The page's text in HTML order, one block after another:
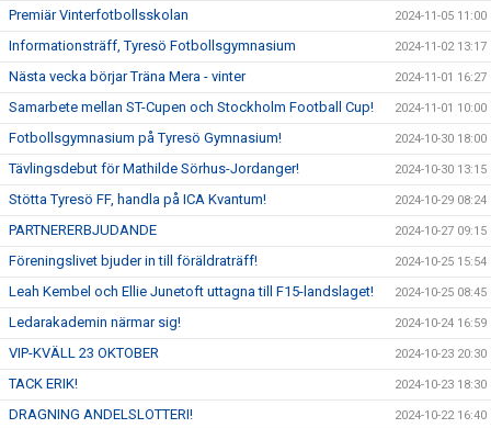
Premiär Vinterfotbollsskolan 2024-11-05 11:00
Informationsträff, Tyresö Fotbollsgymnasium 2024-11-02 13:17
Nästa vecka börjar Träna Mera - vinter 2024-11-01 16:27
Samarbete mellan ST-Cupen och Stockholm Football Cup! 2024-11-01 10:00
Fotbollsgymnasium på Tyresö Gymnasium! 2024-10-30 18:00
Tävlingsdebut för Mathilde Sörhus-Jordanger! 2024-10-30 13:15
Stötta Tyresö FF, handla på ICA Kvantum! 2024-10-29 08:24
PARTNERERBJUDANDE 2024-10-27 09:15
Föreningslivet bjuder in till föräldraträff! 2024-10-25 15:54
Leah Kembel och Ellie Junetoft uttagna till F15-landslaget! 2024-10-25 08:45
Ledarakademin närmar sig! 2024-10-24 16:59
VIP-KVÄLL 23 OKTOBER 2024-10-23 20:30
TACK ERIK! 2024-10-23 18:30
DRAGNING ANDELSLOTTERI! 2024-10-22 16:40